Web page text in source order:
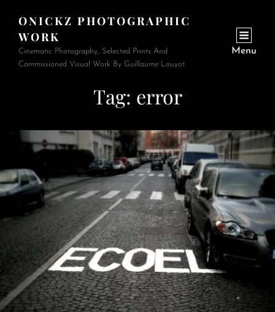
ONICKZ PHOTOGRAPHIC
WORK
Cinematic Photography, Selected Prints And
Commissioned Visual Work By Guillaume Louyot.
Menu
Tag: error